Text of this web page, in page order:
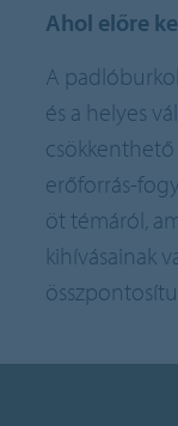
Ahol előre
A
és a helyes
erőforrás-
öt témáról,
kihívásainak